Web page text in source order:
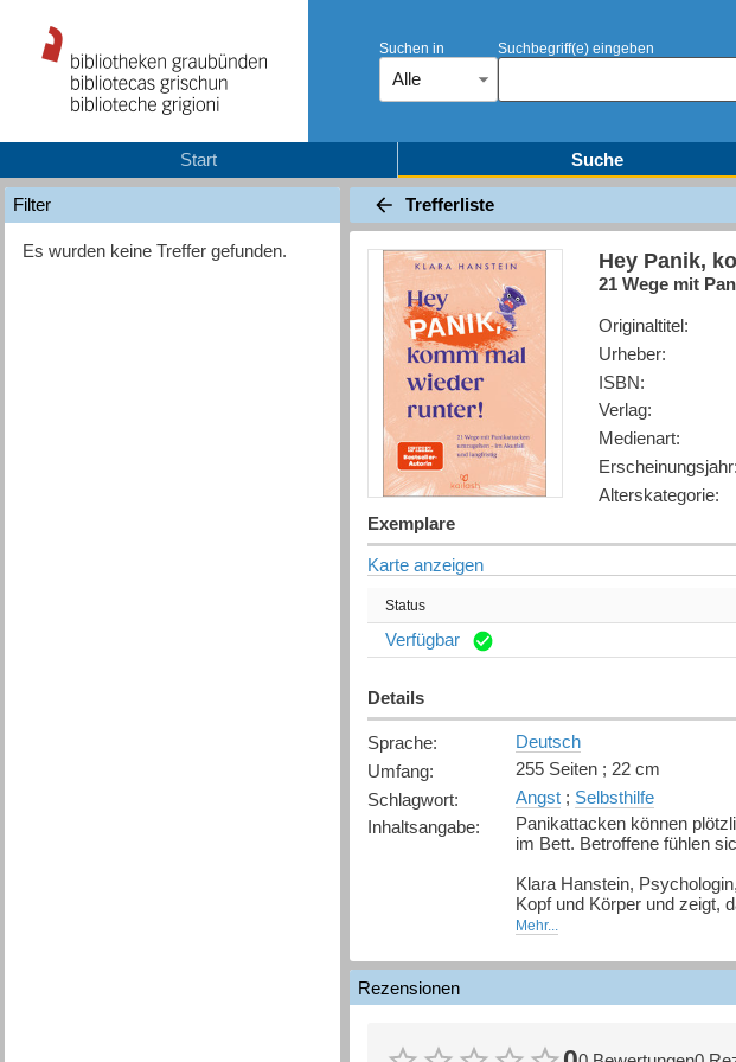
Suchen in
Alle
Suchbegriff(e) eingeben
Start Suche
Filter
Es wurden keine Treffer gefunden.
Trefferliste
Hey Panik,
21 Wege mit
Originaltitel:
Urheber:
ISBN:
Verlag:
Medienart:
Erscheinungsjahr:
Alterskategorie:
Exemplare
Karte anzeigen
Status
Verfügbar
Details
Sprache:
Deutsch
Umfang:
255 Seiten ; 22 cm
Schlagwort: Angst; Selbsthilfe
Inhaltsangabe:
Panikattacken können
im Bett. Betroffene fühlen
Klara Hanstein,
Kopf und Körper und zeigt,
sie auf
- wie Panikattacken
- und wie Sicherheit und
Mit 21 praktischen
Mehr...
Rezensionen